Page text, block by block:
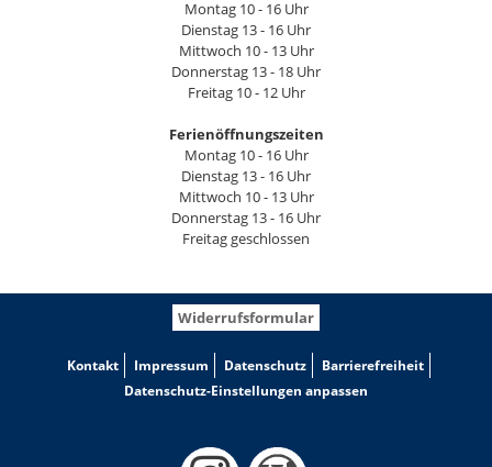
Montag 10 - 16 Uhr
Dienstag 13 - 16 Uhr
Mittwoch 10 - 13 Uhr
Donnerstag 13 - 18 Uhr
Freitag 10 - 12 Uhr
Ferienöffnungszeiten
Montag 10 - 16 Uhr
Dienstag 13 - 16 Uhr
Mittwoch 10 - 13 Uhr
Donnerstag 13 - 16 Uhr
Freitag geschlossen
Widerrufsformular
Kontakt Impressum Datenschutz
Barrierefreiheit
Datenschutz-Einstellungen anpassen